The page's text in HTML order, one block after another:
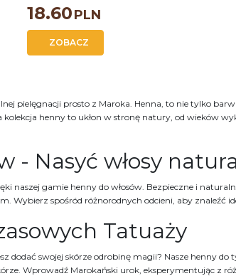
18.60PLN
ZOBACZ
pielęgnacji prosto z Maroka. Henna, to nie tylko
henny to ukłon w stronę natury, od wieków
- Nasyć włosy
naszej gamie henny do włosów. Bezpieczne i
spośród różnorodnych odcieni, aby znaleźć
Tatuaży
dodać swojej skórze odrobinę magii? Nasze henny
Wprowadź Marokański urok, eksperymentując z